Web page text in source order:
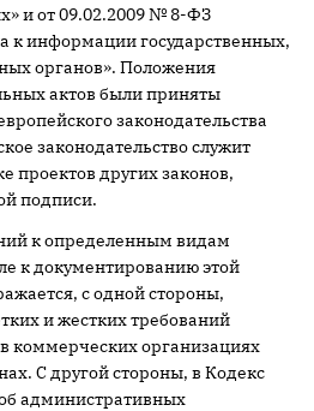
и от 09.02.2009 № 8-ФЗ
к информации государственных,
органов». Положения
актов были приняты
законодательства
законодательство служит
проектов других законов,
подписи.
к определенным видам
к документированию этой
с одной стороны,
и жестких требований
коммерческих организациях
С другой стороны, в Кодекс
административных